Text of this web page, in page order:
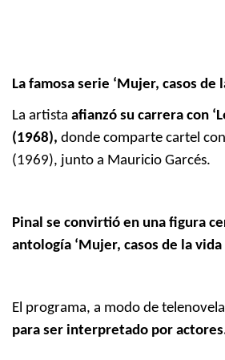
La famosa serie ‘Mujer, casos de
La artista afianzó su carrera con
(1968), donde comparte cartel
(1969), junto a Mauricio Garcés.
Pinal se convirtió en una figura
antología ‘Mujer, casos de la
El programa, a modo de
para ser interpretado por